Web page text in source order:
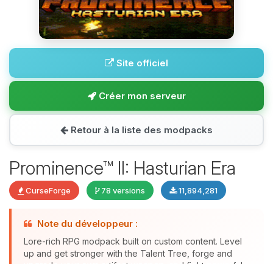
Site officiel
Créer mon serveur
Retour à la liste des modpacks
Prominence™ II: Hasturian Era
CurseForge 78 versions 11,894,281
Note du développeur :
Lore-rich RPG modpack built on custom content. Level
up and get stronger with the Talent Tree, forge and